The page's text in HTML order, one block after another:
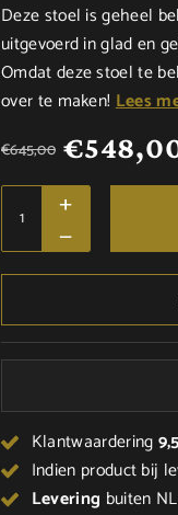
Deze stoel is geheel
uitgevoerd in glad en
Omdat deze stoel te
over te maken!Lees
€645,00 €
Klantwaardering
Indien product bij
Levering buiten